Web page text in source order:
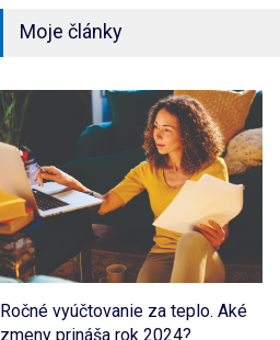
Moje články
Ročné vyúčtovanie za teplo. Aké
zmeny prináša rok 2024?